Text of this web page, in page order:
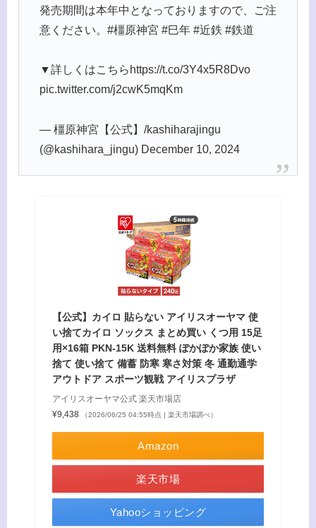
発売期間は本年中となっておりますので、ご注
意ください。#橿原神宮 #巳年 #近鉄 #鉄道
▼詳しくはこちらhttps://t.co/3Y4x5R8Dvo
pic.twitter.com/j2cwK5mqKm
— 橿原神宮【公式】/kashiharajingu
(@kashihara_jingu) December 10, 2024
【公式】カイロ 貼らない アイリスオーヤマ 使
い捨てカイロ ソックス まとめ買い くつ用 15足
用×16箱 PKN-15K 送料無料 ぽかぽか家族 使い
捨て 使い捨て 備蓄 防寒 寒さ対策 冬 通勤通学
アウトドア スポーツ観戦 アイリスプラザ
アイリスオーヤマ公式 楽天市場店
¥9,438
（2026/06/25 04:55時点 | 楽天市場調べ）
Amazon
楽天市場
Yahooショッピング